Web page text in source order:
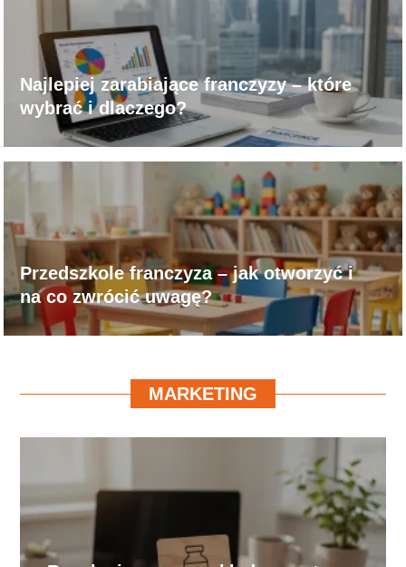
Najlepiej zarabiające franczyzy – które
wybrać i dlaczego?
Przedszkole franczyza – jak otworzyć i
na co zwrócić uwagę?
MARKETING